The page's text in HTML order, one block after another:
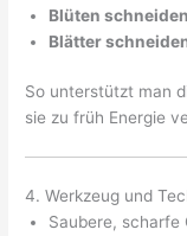
Blüten
Blätter
So unterstützt man
sie zu früh Energie
4. Werkzeug und
Saubere, scharfe